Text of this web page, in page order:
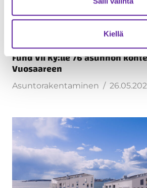
Kiellä
Jatke Uusimaa Oy rakentaa
Fund VII Ky:lle 76 asunnon
Vuosaareen
Asuntorakentaminen